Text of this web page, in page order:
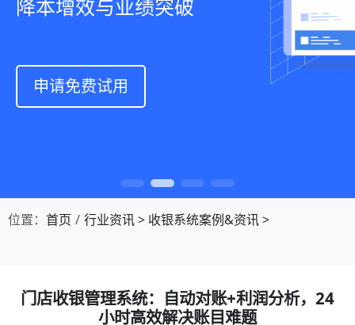
增长难题
申请免费试用
降本增效与业绩突破
申请免费试用
提升忠诚度和营销效果
申请免费试用
界，提升顾客体验
申请免费试用
位置： 首页 行业资讯> 收银系统案例&资讯>
门店收银管理系统：自动对账+利润分析，24
小时高效解决账目难题